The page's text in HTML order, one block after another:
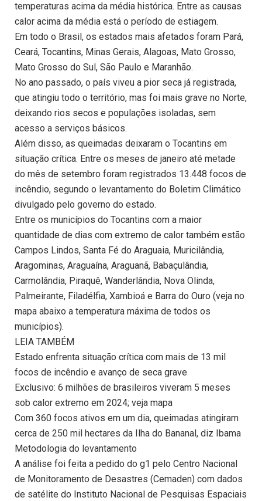
temperaturas acima da média histórica. Entre as causas
calor acima da média está o período de estiagem.
Em todo o Brasil, os estados mais afetados foram Pará,
Ceará, Tocantins, Minas Gerais, Alagoas, Mato Grosso,
Mato Grosso do Sul, São Paulo e Maranhão.
No ano passado, o país viveu a pior seca já registrada,
que atingiu todo o território, mas foi mais grave no Norte,
deixando rios secos e populações isoladas, sem
acesso a serviços básicos.
Além disso, as queimadas deixaram o Tocantins em
situação crítica. Entre os meses de janeiro até metade
do mês de setembro foram registrados 13.448 focos de
incêndio, segundo o levantamento do Boletim Climático
divulgado pelo governo do estado.
Entre os municípios do Tocantins com a maior
quantidade de dias com extremo de calor também estão
Campos Lindos, Santa Fé do Araguaia, Muricilândia,
Aragominas, Araguaína, Araguanã, Babaçulândia,
Carmolândia, Piraquê, Wanderlândia, Nova Olinda,
Palmeirante, Filadélfia, Xambioá e Barra do Ouro (veja no
mapa abaixo a temperatura máxima de todos os
municípios).
LEIA TAMBÉM
Estado enfrenta situação crítica com mais de 13 mil
focos de incêndio e avanço de seca grave
Exclusivo: 6 milhões de brasileiros viveram 5 meses
sob calor extremo em 2024; veja mapa
Com 360 focos ativos em um dia, queimadas atingiram
cerca de 250 mil hectares da Ilha do Bananal, diz Ibama
Metodologia do levantamento
A análise foi feita a pedido do g1 pelo Centro Nacional
de Monitoramento de Desastres (Cemaden) com dados
de satélite do Instituto Nacional de Pesquisas Espaciais